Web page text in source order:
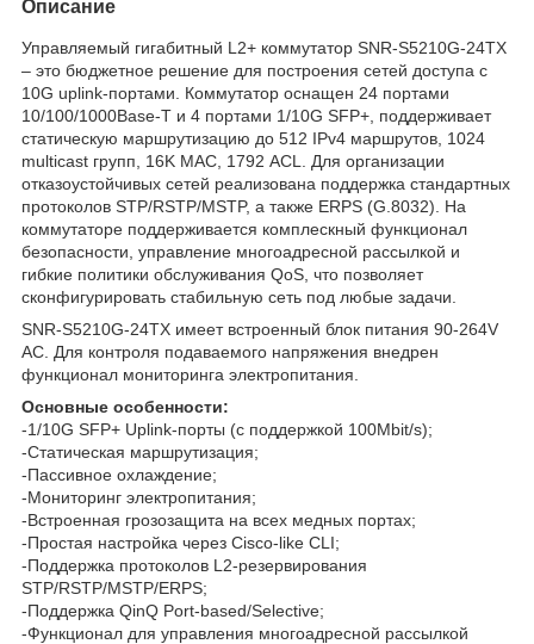
Описание
Управляемый гигабитный L2+ коммутатор SNR-S5210G-24TX
– это бюджетное решение для построения сетей доступа c
10G uplink-портами. Коммутатор оснащен 24 портами
10/100/1000Base-T и 4 портами 1/10G SFP+, поддерживает
статическую маршрутизацию до 512 IPv4 маршрутов, 1024
multicast групп, 16K MAC, 1792 ACL. Для организации
отказоустойчивых сетей реализована поддержка стандартных
протоколов STP/RSTP/MSTP, а также ERPS (G.8032). На
коммутаторе поддерживается комплескный функционал
безопасности, управление многоадресной рассылкой и
гибкие политики обслуживания QoS, что позволяет
сконфигурировать стабильную сеть под любые задачи.
SNR-S5210G-24TX имеет встроенный блок питания 90-264V
AC. Для контроля подаваемого напряжения внедрен
функционал мониторинга электропитания.
Основные особенности:
-1/10G SFP+ Uplink-порты (с поддержкой 100Mbit/s);
-Статическая маршрутизация;
-Пассивное охлаждение;
-Мониторинг электропитания;
-Встроенная грозозащита на всех медных портах;
-Простая настройка через Cisco-like CLI;
-Поддержка протоколов L2-резервирования
STP/RSTP/MSTP/ERPS;
-Поддержка QinQ Port-based/Selective;
-Функционал для управления многоадресной рассылкой